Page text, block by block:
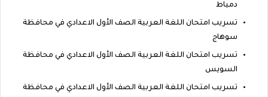
دمياط
تسريب امتحان اللغة العربية الصف الأول الاعدادي في محافظة
سوهاج
تسريب امتحان اللغة العربية الصف الأول الاعدادي في محافظة
السويس
تسريب امتحان اللغة العربية الصف الأول الاعدادي في محافظة